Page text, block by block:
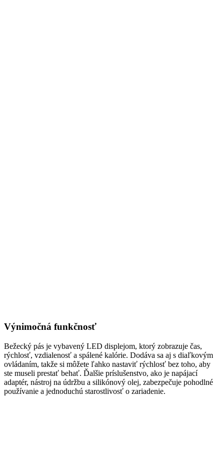
Výnimočná funkčnosť
Bežecký pás je vybavený LED displejom, ktorý zobrazuje čas,
rýchlosť, vzdialenosť a spálené kalórie. Dodáva sa aj s diaľkovým
ovládaním, takže si môžete ľahko nastaviť rýchlosť bez toho, aby
ste museli prestať behať. Ďalšie príslušenstvo, ako je napájací
adaptér, nástroj na údržbu a silikónový olej, zabezpečuje pohodlné
používanie a jednoduchú starostlivosť o zariadenie.